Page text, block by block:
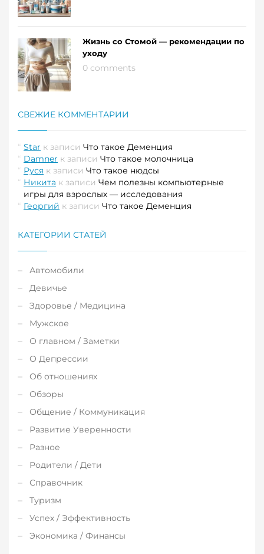
Жизнь со Стомой — рекомендации по
уходу
0 comments
СВЕЖИЕ КОММЕНТАРИИ
Star к записи Что такое Деменция
Damner к записи Что такое молочница
Руся к записи Что такое нюдсы
Никита к записи Чем полезны компьютерные
игры для взрослых — исследования
Георгий к записи Что такое Деменция
КАТЕГОРИИ СТАТЕЙ
Автомобили
Девичье
Здоровье / Медицина
Мужское
О главном / Заметки
О Депрессии
Об отношениях
Обзоры
Общение / Коммуникация
Развитие Уверенности
Разное
Родители / Дети
Справочник
Туризм
Успех / Эффективность
Экономика / Финансы